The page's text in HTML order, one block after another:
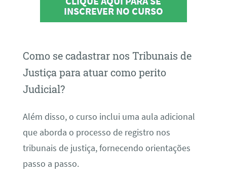
INSCREVER NO CURSO
Como se cadastrar nos Tribunais de
Justiça para atuar como perito
Judicial?
Além disso, o curso inclui uma aula adicional
que aborda o processo de registro nos
tribunais de justiça, fornecendo orientações
passo a passo.